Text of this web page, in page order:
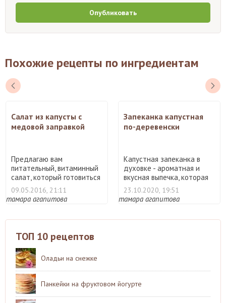
Опубликовать
Похожие рецепты по ингредиентам
Салат из капусты с
медовой заправкой
Предлагаю вам
питательный, витаминный
салат, который готовиться
быст ...
09.05.2016, 21:11
тамара агапитова
Запеканка капустная
по-деревенски
Капустная запеканка в
духовке - ароматная и
вкусная выпечка, которая
...
23.10.2020, 19:51
тамара агапитова
ТОП 10 рецептов
Оладьи на снежке
Панкейки на фруктовом йогурте